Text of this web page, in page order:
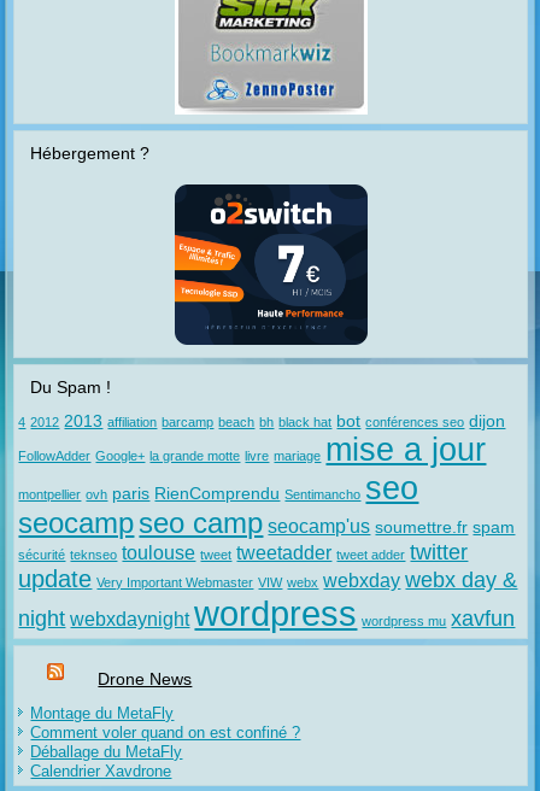
Hébergement ?
Du Spam !
4 2012 2013 affiliation barcamp beach bh black hat bot conférences seo dijon
FollowAdder Google+ la grande motte livre mariage mise a jour
montpellier ovh paris RienComprendu Sentimancho seo
seocampseo camp seocamp'us soumettre.fr spam
sécurité teknseo toulouse tweet tweetadder tweet adder twitter
update Very Important Webmaster VIW webx webxday webx day &
night webxdaynight wordpress wordpress mu xavfun
Drone News
Montage du MetaFly
Comment voler quand on est confiné ?
Déballage du MetaFly
Calendrier Xavdrone